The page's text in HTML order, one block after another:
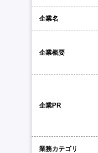
企業名
企業概要
企業PR
業務カテゴリ